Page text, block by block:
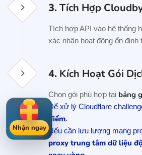
3.Tích Hợp
Tích hợp API vào hệ thống
xác nhận hoạt động ổn
4. Kích Hoạt Gói
Chọn gói phù hợp tại bảng
Để xử lý Cloudflare
điểm.
Nếu cần lưu lượng mạng
proxy trung tâm dữ liệu
Nhận ngay